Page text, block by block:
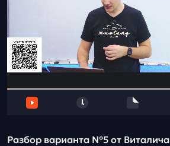
Тех
поддержка
и
отзыв
Разбор варианта №5 от Виталича